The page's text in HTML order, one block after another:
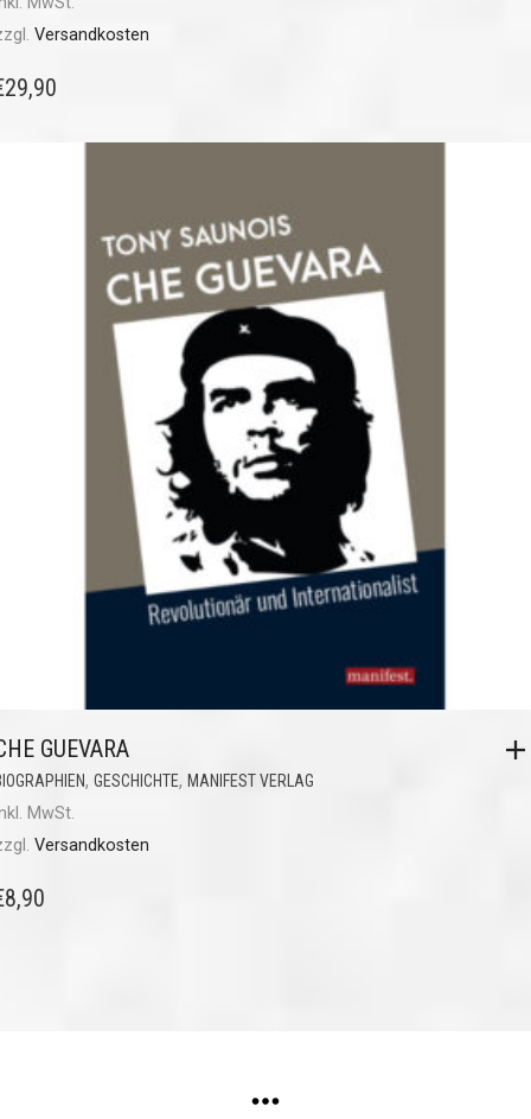
Versandkosten
29,90
GUEVARA
, GESCHICHTE, MANIFEST VERLAG
MwSt.
Versandkosten
8,90